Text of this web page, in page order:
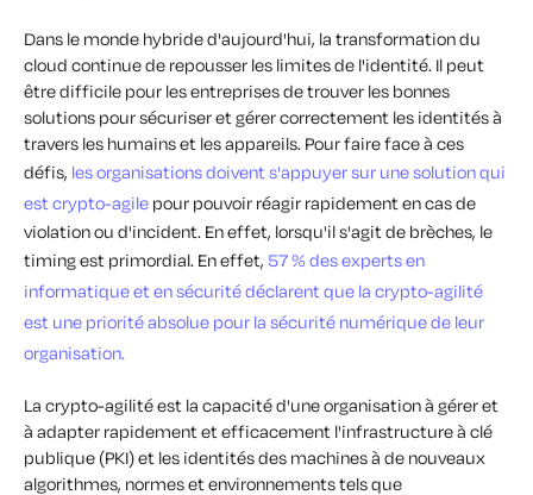
Dans le monde hybride d'aujourd'hui, la transformation du
cloud continue de repousser les limites de l'identité. Il peut
être difficile pour les entreprises de trouver les bonnes
solutions pour sécuriser et gérer correctement les identités à
travers les humains et les appareils. Pour faire face à ces
défis, les organisations doivent s'appuyer sur une solution qui
est crypto-agile pour pouvoir réagir rapidement en cas de
violation ou d'incident. En effet, lorsqu'il s'agit de brèches, le
timing est primordial. En effet, 57 % des experts en
informatique et en sécurité déclarent que la crypto-agilité
est une priorité absolue pour la sécurité numérique de leur
organisation.
La crypto-agilité est la capacité d'une organisation à gérer et
à adapter rapidement et efficacement l'infrastructure à clé
publique (PKI) et les identités des machines à de nouveaux
algorithmes, normes et environnements tels que